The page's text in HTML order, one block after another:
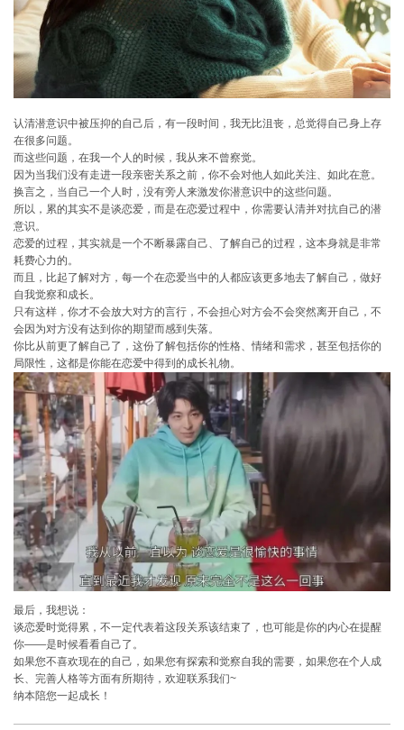
认清潜意识中被压抑的自己后，有一段时间，我无比沮丧，总觉得自己身上存
在很多问题。
而这些问题，在我一个人的时候，我从来不曾察觉。
因为当我们没有走进一段亲密关系之前，你不会对他人如此关注、如此在意。
换言之，当自己一个人时，没有旁人来激发你潜意识中的这些问题。
所以，累的其实不是谈恋爱，而是在恋爱过程中，你需要认清并对抗自己的潜
意识。
恋爱的过程，其实就是一个不断暴露自己、了解自己的过程，这本身就是非常
耗费心力的。
而且，比起了解对方，每一个在恋爱当中的人都应该更多地去了解自己，做好
自我觉察和成长。
只有这样，你才不会放大对方的言行，不会担心对方会不会突然离开自己，不
会因为对方没有达到你的期望而感到失落。
你比从前更了解自己了，这份了解包括你的性格、情绪和需求，甚至包括你的
局限性，这都是你能在恋爱中得到的成长礼物。
最后，我想说：
谈恋爱时觉得累，不一定代表着这段关系该结束了，也可能是你的内心在提醒
你——是时候看看自己了。
如果您不喜欢现在的自己，如果您有探索和觉察自我的需要，如果您在个人成
长、完善人格等方面有所期待，欢迎联系我们~
纳本陪您一起成长！